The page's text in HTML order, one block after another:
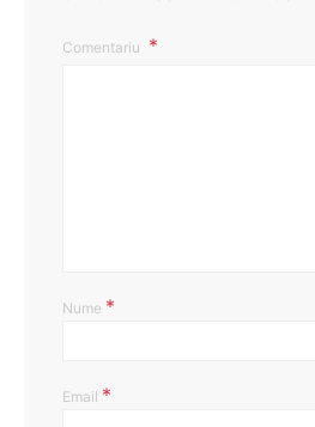
Comentariu
Nume *
Email *